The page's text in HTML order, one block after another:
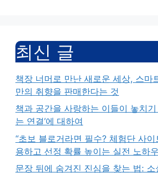
최신 글
책장 너머로 만난 새로운 세상, 스마
만의 취향을 판매한다는 것
책과 공간을 사랑하는 이들이 놓치기
는 연결’에 대하여
“초보 블로거라면 필수? 체험단 사
용하고 선정 확률 높이는 실전 노하
문장 뒤에 숨겨진 진심을 찾는 법: